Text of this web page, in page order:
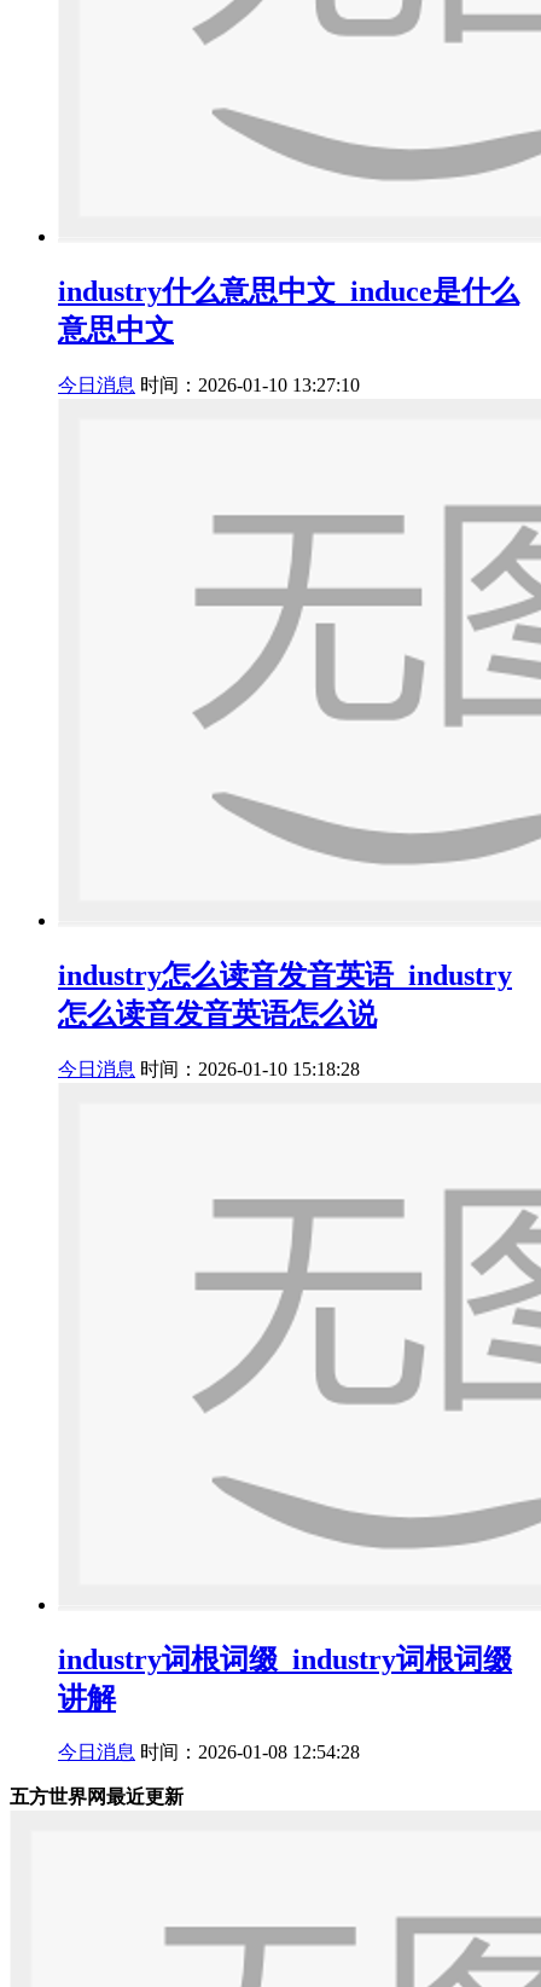
industry什么意思中文_induce是什么
意思中文
今日消息 时间：2026-01-10 13:27:10
industry怎么读音发音英语_industry
怎么读音发音英语怎么说
今日消息 时间：2026-01-10 15:18:28
industry词根词缀_industry词根词缀
讲解
今日消息 时间：2026-01-08 12:54:28
五方世界网最近更新